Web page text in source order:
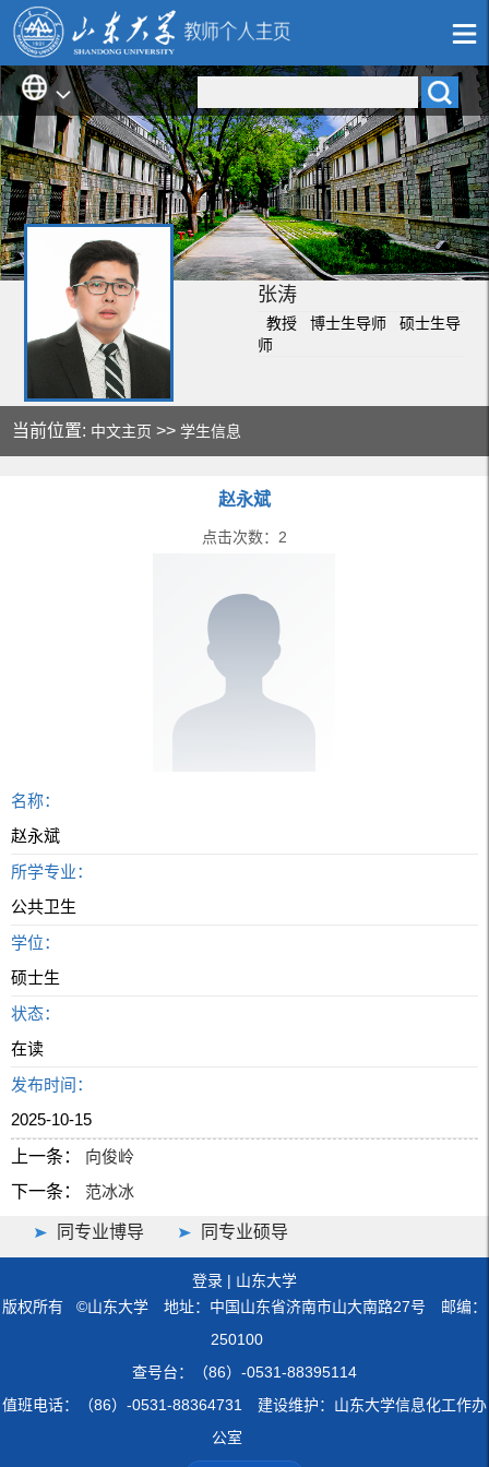
张涛
教授 博士生导师 硕士生导
师
当前位置: 中文主页 >>学生信息
赵永斌
点击次数： 2
名称：
赵永斌
所学专业：
公共卫生
学位：
硕士生
状态：
在读
发布时间：
2025-10-15
上一条：
向俊岭
下一条：
范冰冰
同专业博导 同专业硕导
登录 | 山东大学
版权所有 ©山东大学 地址：中国山东省济南市山大南路27号 邮编：
250100
查号台：（86）-0531-88395114
值班电话：（86）-0531-88364731 建设维护：山东大学信息化工作办
公室